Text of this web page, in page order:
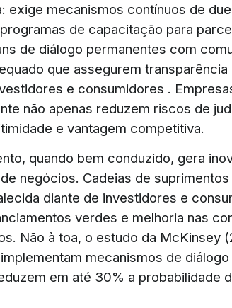
exige mecanismos contínuos de
de capacitação para
de diálogo permanentes com
que assegurem
e consumidores .
não apenas reduzem riscos de
e vantagem competitiva.
quando bem conduzido, gera
negócios. Cadeias de
diante de investidores e
verdes e melhoria nas
Não à toa, o estudo da McKinsey
mecanismos de
em até 30% a probabilidade